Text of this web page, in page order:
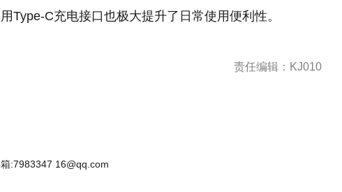
Type-C充电接口也极大提升了日常使用便利性。
责任编辑：KJ010
:7983347 16@qq.com